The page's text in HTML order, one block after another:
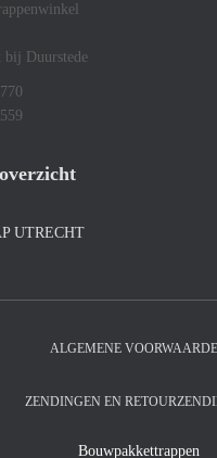
Duurstede
UTRECHT
ALGEMENE
ZENDINGEN EN
Bouwpakkettrappen